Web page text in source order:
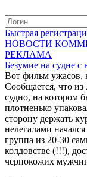
Быстрая
НОВОСТИ
РЕКЛАМА
Безумие на судне с
Вот фильм ужасов,
Сообщается, что
судно, на котором
плотненько
сторону держать
нелегалами
группа из 20-30
колдовстве (!!!),
чернокожих